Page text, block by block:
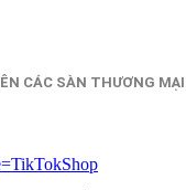
CÁC SÀN THƯƠNG